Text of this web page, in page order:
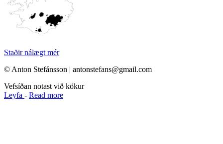
Staðir nálægt mér
© Anton Stefánsson | antonstefans@gmail.com
Vefsíðan notast við kökur
Leyfa - Read more